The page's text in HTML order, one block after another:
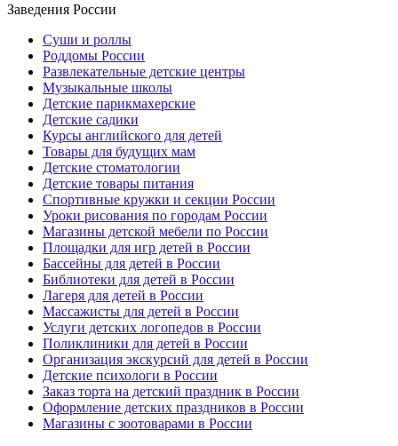
Заведения России
Суши и роллы
Роддомы России
Развлекательные детские центры
Музыкальные школы
Детские парикмахерские
Детские садики
Курсы английского для детей
Товары для будущих мам
Детские стоматологии
Детские товары питания
Спортивные кружки и секции России
Уроки рисования по городам России
Магазины детской мебели по России
Площадки для игр детей в России
Бассейны для детей в России
Библиотеки для детей в России
Лагеря для детей в России
Массажисты для детей в России
Услуги детских логопедов в России
Поликлиники для детей в России
Организация экскурсий для детей в России
Детские психологи в России
Заказ торта на детский праздник в России
Оформление детских праздников в России
Магазины с зоотоварами в России